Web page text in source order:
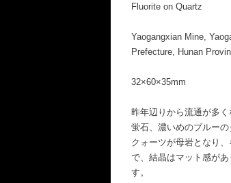
Fluorite on Quartz
Yaogangxian Mine,
Prefecture, Hunan
32×60×35mm
昨年辺りから流通が多
蛍石、濃いめのブルーの
クォーツが母岩となり
で、結晶はマット感が
す。